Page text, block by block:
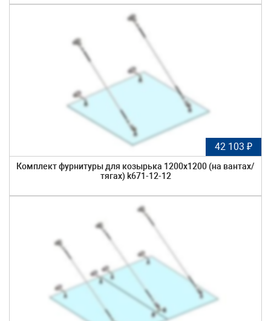
42 103 ₽
Комплект фурнитуры для козырька 1200х1200 (на вантах/
тягах) k671-12-12